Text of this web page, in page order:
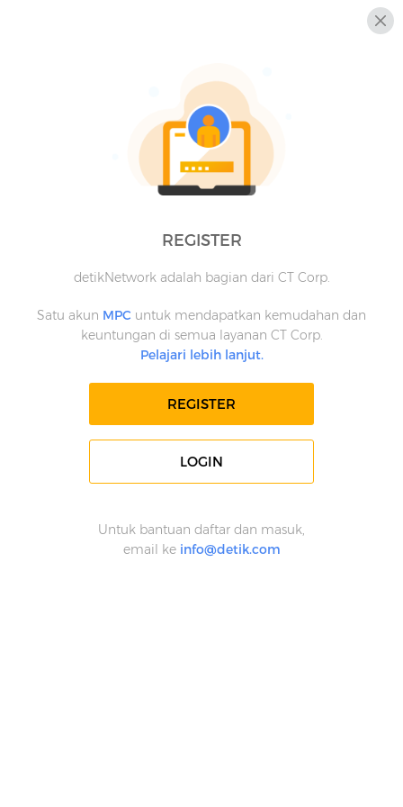
REGISTER
detikNetwork adalah bagian dari CT Corp.
Satu akun MPC untuk mendapatkan kemudahan dan
keuntungan di semua layanan CT Corp.
Pelajari lebih lanjut.
REGISTER
LOGIN
Untuk bantuan daftar dan masuk,
email ke info@detik.com